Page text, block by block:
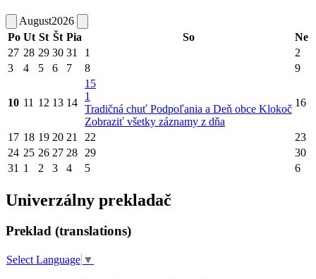
August2026
Po Ut St Št Pia So
Ne
27 28 29 30 31 1
2
3
4 5 6 7 8 9
10 11 12 13 14
15
1
Tradičná chuť Podpoľania a Deň obce Klokoč
Zobraziť všetky záznamy z dňa
16
17 18 19 20 21 22
23
24 25 26 27 28 29
30
31 1 2 3 4 5 6
Univerzálny prekladač
Preklad (translations)
Select Language ▼